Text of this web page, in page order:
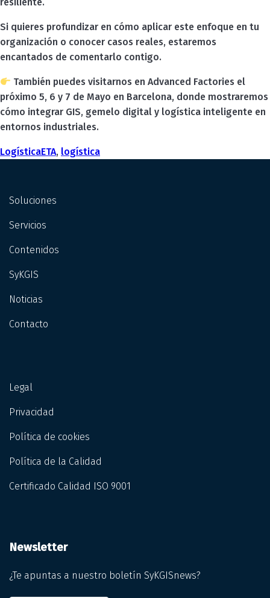
resiliente.
Si quieres profundizar en cómo aplicar este enfoque en tu
organización o conocer casos reales, estaremos
encantados de comentarlo contigo.
También puedes visitarnos en Advanced Factories el
próximo 5, 6 y 7 de Mayo en Barcelona, donde mostraremos
cómo integrar GIS, gemelo digital y logística inteligente en
entornos industriales.
Categories
LogísticaTags
ETA, logística
Soluciones
Servicios
Contenidos
SyKGIS
Noticias
Contacto
Legal
Privacidad
Política de cookies
Política de la Calidad
Certificado Calidad ISO 9001
Newsletter
¿Te apuntas a nuestro boletín SyKGISnews?